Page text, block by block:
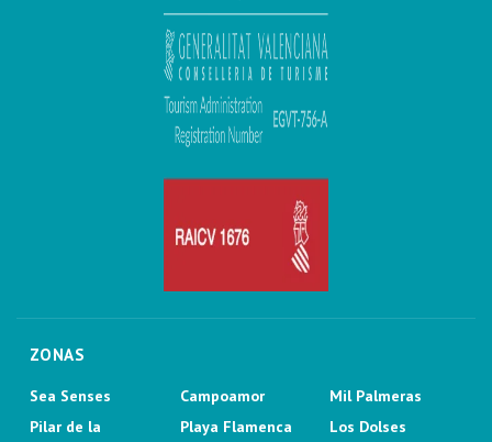
ZONAS
Sea Senses
Pilar de la
Campoamor
Playa Flamenca
Mil Palmeras
Los Dolses